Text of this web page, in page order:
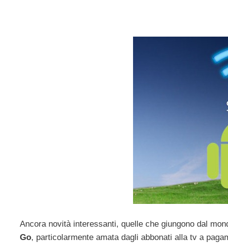
Ancora novità interessanti, quelle che giungono dal
Go, particolarmente amata dagli abbonati alla tv a